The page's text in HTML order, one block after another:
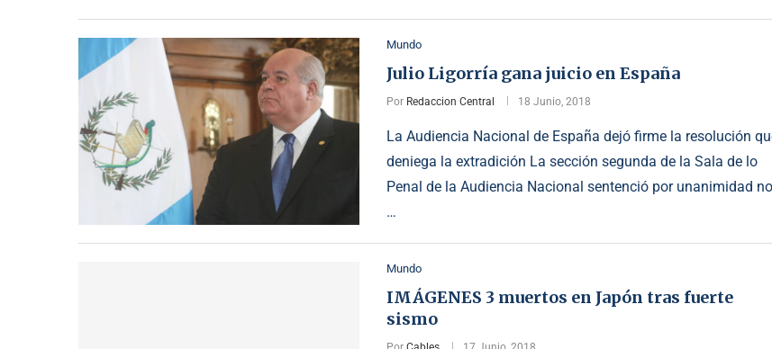
Mundo
Julio Ligorría gana juicio en España
Por Redaccion Central 18 Junio, 2018
La Audiencia Nacional de España dejó firme la resolución
deniega la extradición La sección segunda de la Sala de lo
Penal de la Audiencia Nacional sentenció por unanimidad no
…
Mundo
IMÁGENES 3 muertos en Japón tras fuerte
sismo